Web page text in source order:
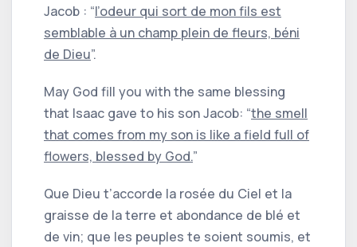
Jacob : “l’odeur qui sort de mon fils est
semblable à un champ plein de fleurs, béni
de Dieu”.
May God fill you with the same blessing
that Isaac gave to his son Jacob: “the smell
that comes from my son is like a field full of
flowers, blessed by God.”
Que Dieu t’accorde la rosée du Ciel et la
graisse de la terre et abondance de blé et
de vin; que les peuples te soient soumis, et